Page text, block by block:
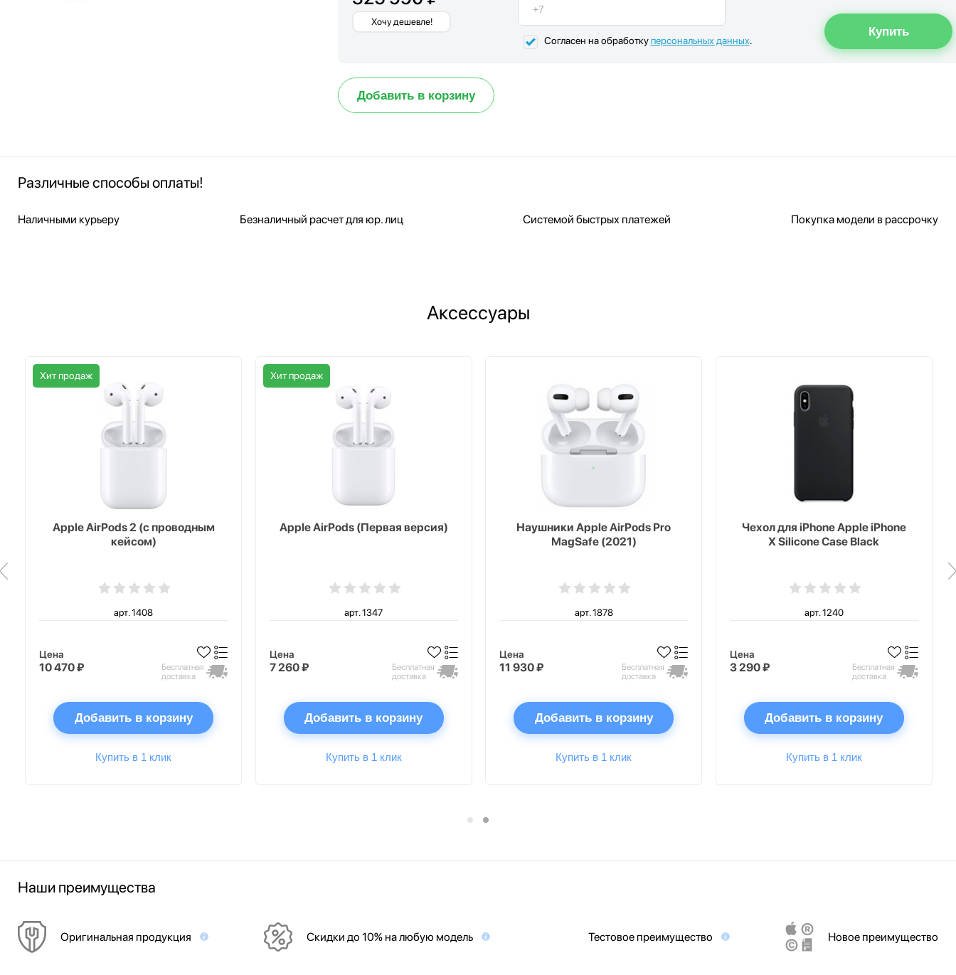
Хочу дешевле!
Согласен на обработкуперсональных данных.
Добавить в корзину
Различные способы оплаты!
Наличными курьеру Безналичный расчет для юр. лиц Системой быстрых платежей Покупка модели в рассрочку
Аксессуары
Хит продаж
Apple AirPods 2 (с проводным
кейсом)
арт. 1408
Цена
10 470 ₽
Бесплатная
доставка
Добавить в корзину
Купить в 1 клик
Хит продаж
Apple AirPods (Первая версия)
арт. 1347
Цена
7 260 ₽
Бесплатная
доставка
Добавить в корзину
Купить в 1 клик
Наушники Apple AirPods Pro
MagSafe (2021)
арт. 1878
Цена
11 930 ₽
Бесплатная
доставка
Добавить в корзину
Купить в 1 клик
Чехол для iPhone Apple iPhone
X Silicone Case Black
арт. 1240
Цена
3 290 ₽
Бесплатная
доставка
Добавить в корзину
Купить в 1 клик
Наши преимущества
Оригинальная продукция Скидки до 10% на любую модель Тестовое преимущество Новое преимущество